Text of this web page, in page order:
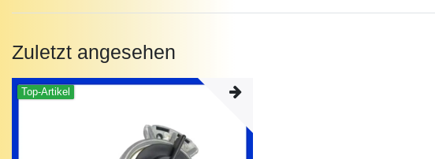
Zuletzt angesehen
Top-Artikel